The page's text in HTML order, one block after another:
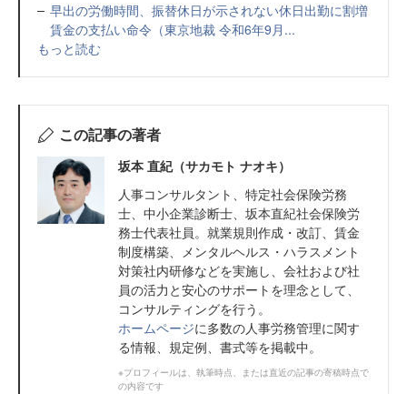
早出の労働時間、振替休日が示されない休日出勤に割増
賃金の支払い命令（東京地裁 令和6年9月...
もっと読む
この記事の著者
坂本 直紀（サカモト ナオキ）
人事コンサルタント、特定社会保険労務
士、中小企業診断士、坂本直紀社会保険労
務士代表社員。就業規則作成・改訂、賃金
制度構築、メンタルヘルス・ハラスメント
対策社内研修などを実施し、会社および社
員の活力と安心のサポートを理念として、
コンサルティングを行う。
ホームページに多数の人事労務管理に関す
る情報、規定例、書式等を掲載中。
※プロフィールは、執筆時点、または直近の記事の寄稿時点で
の内容です